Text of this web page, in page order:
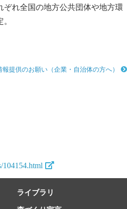
ぞれ全国の地方公共団体や地方環
報提供のお願い（企業・自治体の方へ）
104154.html
ライブラリ